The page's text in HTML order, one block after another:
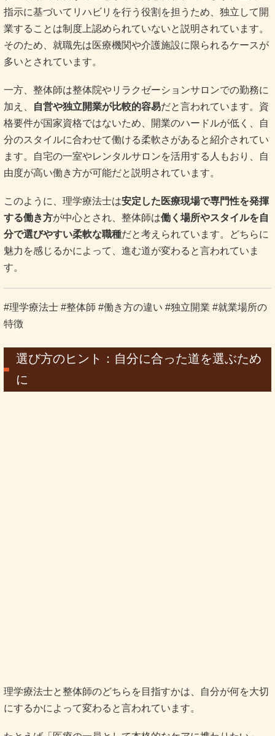
格要件が国家資格ではないため、開業のハードルが低く、自
分のスタイルに合わせて働ける柔軟さがあると紹介されてい
ます。自宅の一室やレンタルサロンを活用する人もおり、自
由度が高い働き方が可能だと説明されています。
このように、理学療法士は 安定した医療現場で専門性を発揮
する働き方が中心とされ、整体師は 働く場所やスタイルを自
分で選びやすい柔軟な職種
だと考えられています。どちらに
魅力を感じるかによって、進む道が変わると言われていま
す。
特徴
選び方のヒント：自分に合った道を選ぶため
は魅力的な選択肢になると言われています。
一方で、「できるだけ早く現場で働きたい」「将来的には自
分の店舗を持ちたい」と考える人には、整体師という道が合